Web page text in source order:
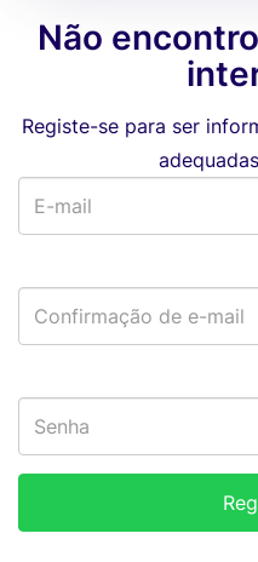
Não
Registe-se para ser